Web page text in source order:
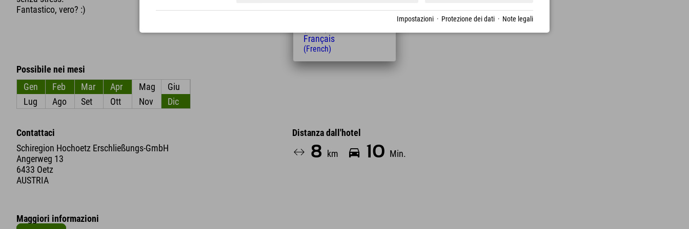
Fantastico, vero? :)
Possibile nei mesi
Gen
Feb Mar Apr Mag
Giu
Lug
Ago Set Ott Nov Dic
Contattaci
Schiregion Hochoetz Erschließungs-GmbH
Angerweg 13
6433 Oetz
AUSTRIA
Distanza dall'hotel
8 km 10 Min.
Maggiori informazioni
Impostazioni · Protezione dei dati · Note legali
(Hungarian)
Français
(French)